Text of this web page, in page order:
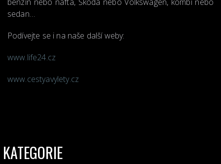
sedan…
Podívejte se i na naše další weby:
www.life24.cz
www.cestyavylety.cz
KATEGORIE